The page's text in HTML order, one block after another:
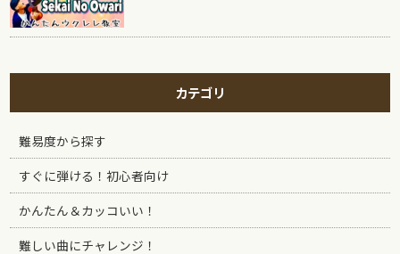
カテゴリ
難易度から探す
すぐに弾ける！初心者向け
かんたん＆カッコいい！
難しい曲にチャレンジ！